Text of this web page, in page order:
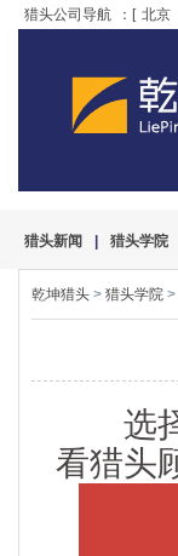
猎头公司导航 ：[ 北京
猎头新闻 猎头学院
乾坤猎头 > 猎头学院 >
选
看猎头